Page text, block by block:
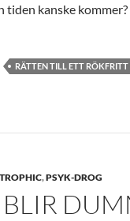
tiden kanske kommer?
RÄTTEN TILL ETT
,PSYK-DROG
BLIR